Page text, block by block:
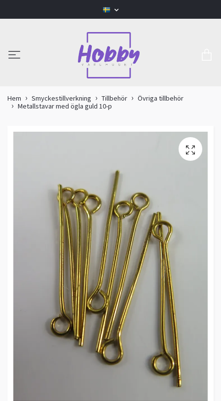
Hem Smyckestillverkning Tillbehör
Övriga tillbehör
Metallstavar med ögla guld 10-p